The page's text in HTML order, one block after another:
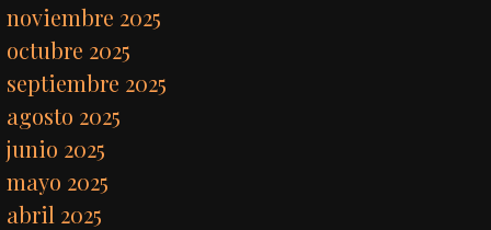
noviembre 2025
octubre 2025
septiembre 2025
agosto 2025
junio 2025
mayo 2025
abril 2025